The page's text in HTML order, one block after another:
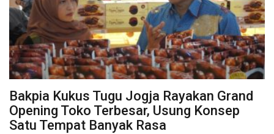
Bakpia Kukus Tugu Jogja Rayakan Grand
Opening Toko Terbesar, Usung Konsep
Satu Tempat Banyak Rasa